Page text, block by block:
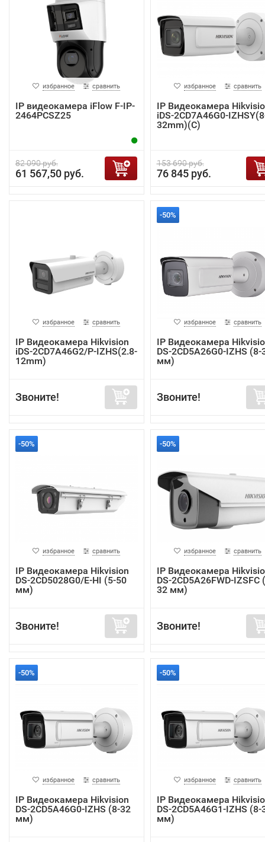
избранное сравнить
IP видеокамера iFlow F-IP-
2464PCSZ25
82 090 руб.
61 567,50 руб.
избранное сравнить
IP Видеокамера
iDS-2CD7A46G0-
32mm)(C)
153 690 руб.
76 845 руб.
избранное сравнить
IP Видеокамера Hikvision
iDS-2CD7A46G2/P-IZHS(2.8-
12mm)
Звоните!
-50%
избранное сравнить
IP Видеокамера
DS-2CD5A26G0-IZHS (8-
мм)
Звоните!
-50%
избранное сравнить
IP Видеокамера Hikvision
DS-2CD5028G0/E-HI (5-50
мм)
Звоните!
-50%
избранное сравнить
IP Видеокамера
DS-2CD5A26FWD-IZSFC
32 мм)
Звоните!
-50%
избранное сравнить
IP Видеокамера Hikvision
DS-2CD5A46G0-IZHS (8-32
мм)
-50%
избранное сравнить
IP Видеокамера
DS-2CD5A46G1-IZHS (8-
мм)